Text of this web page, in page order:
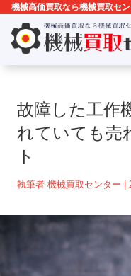
機械高価買取なら機械買取セ
故障した工作
れていても売
ト
執筆者 機械買取センター